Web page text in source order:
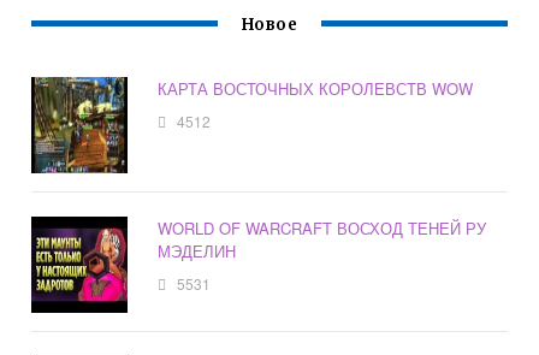
Новое
КАРТА ВОСТОЧНЫХ КОРОЛЕВСТВ WOW
4512
WORLD OF WARCRAFT ВОСХОД ТЕНЕЙ РУ
МЭДЕЛИН
5531